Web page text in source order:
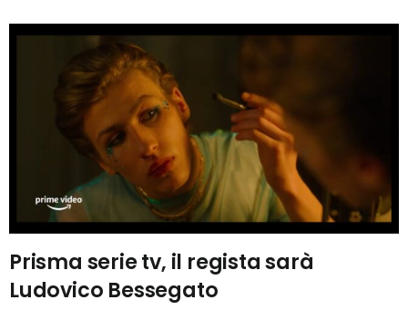
Prisma serie tv, il regista sarà
Ludovico Bessegato